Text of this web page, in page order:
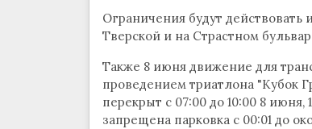
Ограничения будут
Тверской и на Страстном
Также 8 июня движение для
проведением триатлона "Кубок
перекрыт с 07:00 до 10:00 8 июня,
запрещена парковка с 00:01 до